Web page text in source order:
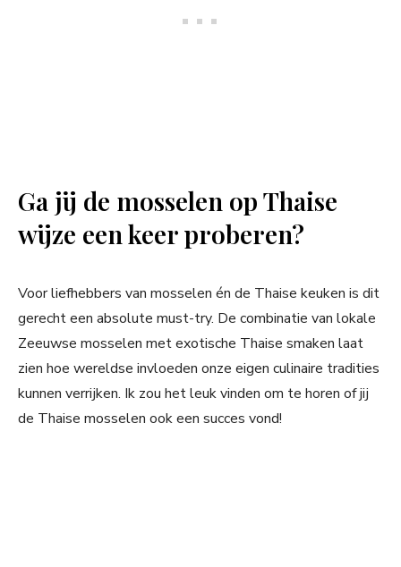
Ga jij de mosselen op Thaise
wijze een keer proberen?
Voor liefhebbers van mosselen én de Thaise keuken is dit
gerecht een absolute must-try. De combinatie van lokale
Zeeuwse mosselen met exotische Thaise smaken laat
zien hoe wereldse invloeden onze eigen culinaire tradities
kunnen verrijken. Ik zou het leuk vinden om te horen of jij
de Thaise mosselen ook een succes vond!